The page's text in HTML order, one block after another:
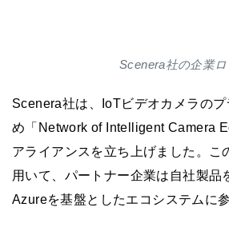
Scenera社の企業
Scenera社は、IoTビデオカメラの
め「Network of Intelligent Camera
アライアンスを立ち上げました。こ
用いて、パートナー企業は自社製品
Azureを基盤としたエコシステムに